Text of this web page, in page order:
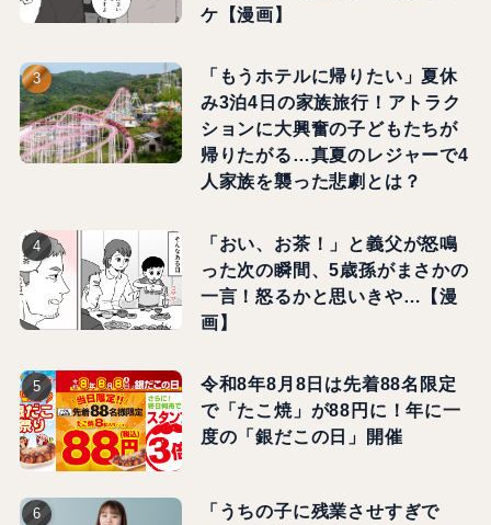
ケ【漫画】
「もうホテルに帰りたい」夏休
み3泊4日の家族旅行！アトラク
ションに大興奮の子どもたちが
帰りたがる…真夏のレジャーで4
人家族を襲った悲劇とは？
「おい、お茶！」と義父が怒鳴
った次の瞬間、5歳孫がまさかの
一言！怒るかと思いきや…【漫
画】
令和8年8月8日は先着88名限定
で「たこ焼」が88円に！年に一
度の「銀だこの日」開催
「うちの子に残業させすぎで